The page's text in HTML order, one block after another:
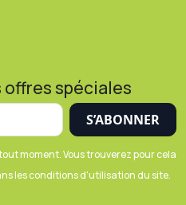
offres spéciales
moment. Vous trouverez pour cela
les conditions d'utilisation du site.